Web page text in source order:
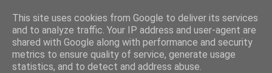
This site uses cookies from Google to deliver its services
and to analyze traffic. Your IP address and user-agent are
shared with Google along with performance and security
metrics to ensure quality of service, generate usage
statistics, and to detect and address abuse.